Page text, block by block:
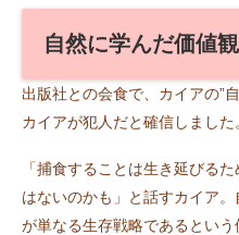
自然に学んだ価値観
出版社との会食で、カイアの”
カイアが犯人だと確信しました
「捕食することは生き延びる
はないのかも」と話すカイア
が単なる生存戦略であるとい